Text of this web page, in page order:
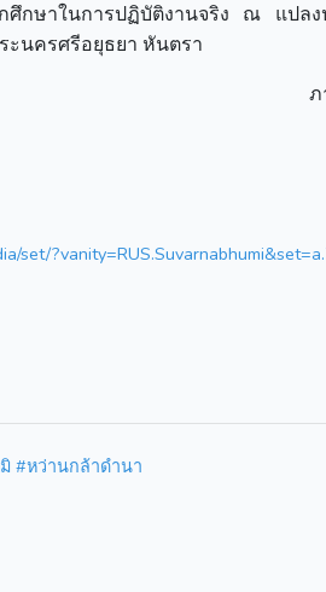
กษาในการปฏิบัติงานจริง ณ แปล
ะนครศรีอยุธยา หันตรา
ภ
set/
#หว่านกล้าดำนา